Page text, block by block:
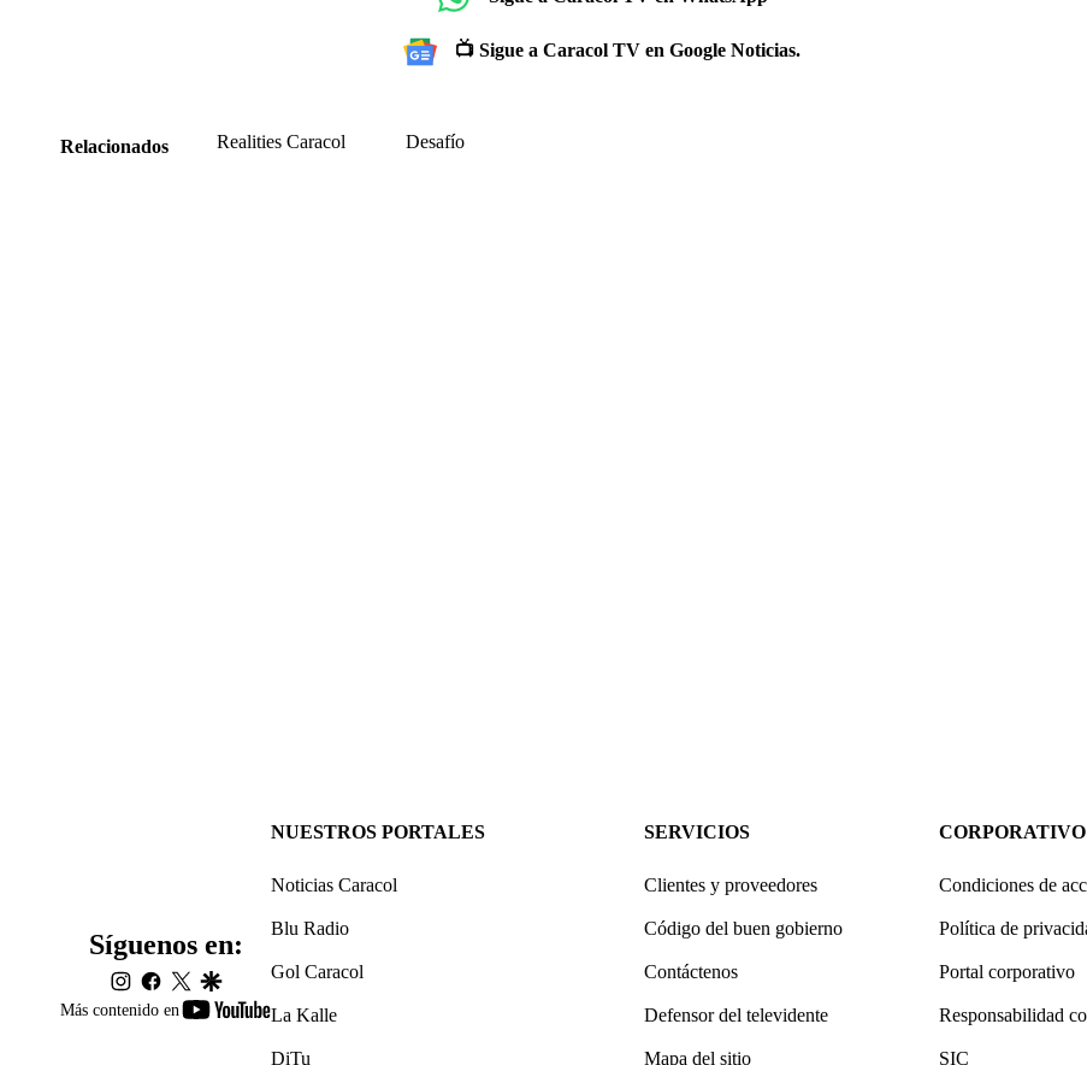
📺 Sigue a Caracol TV en Google Noticias.
Relacionados Realities Caracol Desafío
Más contenido en
youtube-
Síguenos en:
instagram
facebook
twittergoogle
NUESTROS PORTALES
Noticias Caracol
Blu Radio
Gol Caracol
La Kalle
DiTu
SERVICIOS
Clientes y proveedores
Código del buen gobierno
Contáctenos
Defensor del televidente
Mapa del sitio
CORPORATIVO
Condiciones de
Política de
Portal corporativo
Responsabilidad
SIC